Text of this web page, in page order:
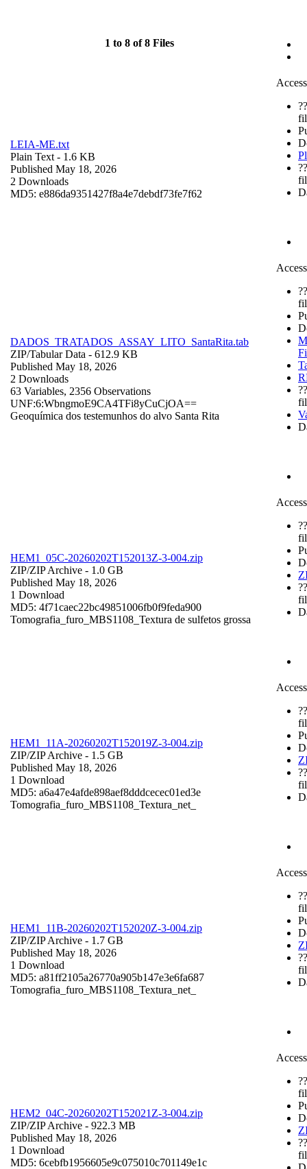
1 to 8 of 8 Files
LEIA-ME.txt
Plain Text - 1.6 KB
Published May 18, 2026
2 Downloads
MD5: e886da9351427f8a4e7debdf73fe7f62
DADOS_TRATADOS_ASSAY_LITO_SantaRita.tab
ZIP/Tabular Data - 612.9 KB
Published May 18, 2026
2 Downloads
63 Variables, 2356 Observations
UNF:6:WbngmoE9CA4TFi8yCuCjOA==
Geoquímica dos testemunhos do alvo Santa Rita
HEM1_05C-20260202T152013Z-3-004.zip
ZIP/ZIP Archive - 1.0 GB
Published May 18, 2026
1 Download
MD5: 4f71caec22bc49851006fb0f9feda900
Tomografia_furo_MBS1108_Textura de sulfetos grossa
HEM1_11A-20260202T152019Z-3-004.zip
ZIP/ZIP Archive - 1.5 GB
Published May 18, 2026
1 Download
MD5: a6a47e4afde898aef8dddcecec01ed3e
Tomografia_furo_MBS1108_Textura_net_
HEM1_11B-20260202T152020Z-3-004.zip
ZIP/ZIP Archive - 1.7 GB
Published May 18, 2026
1 Download
MD5: a81ff2105a26770a905b147e3e6fa687
Tomografia_furo_MBS1108_Textura_net_
HEM2_04C-20260202T152021Z-3-004.zip
ZIP/ZIP Archive - 922.3 MB
Published May 18, 2026
1 Download
MD5: 6cebfb1956605e9c075010c701149e1c